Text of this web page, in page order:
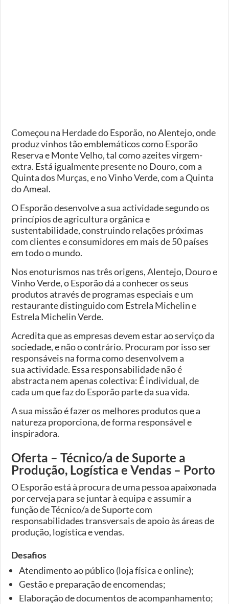
Começou na Herdade do Esporão, no Alentejo, onde
produz vinhos tão emblemáticos como Esporão
Reserva e Monte Velho, tal como azeites virgem-
extra. Está igualmente presente no Douro, com a
Quinta dos Murças, e no Vinho Verde, com a Quinta
do Ameal.
O Esporão desenvolve a sua actividade segundo os
princípios de agricultura orgânica e
sustentabilidade, construindo relações próximas
com clientes e consumidores em mais de 50 países
em todo o mundo.
Nos enoturismos nas três origens, Alentejo, Douro e
Vinho Verde, o Esporão dá a conhecer os seus
produtos através de programas especiais e um
restaurante distinguido com Estrela Michelin e
Estrela Michelin Verde.
Acredita que as empresas devem estar ao serviço da
sociedade, e não o contrário. Procuram por isso ser
responsáveis na forma como desenvolvem a
sua actividade. Essa responsabilidade não é
abstracta nem apenas colectiva: É individual, de
cada um que faz do Esporão parte da sua vida.
A sua missão é fazer os melhores produtos que a
natureza proporciona, de forma responsável e
inspiradora.
Oferta – Técnico/a de Suporte a
Produção, Logística e Vendas – Porto
O Esporão está à procura de uma pessoa apaixonada
por cerveja para se juntar à equipa e assumir a
função de Técnico/a de Suporte com
responsabilidades transversais de apoio às áreas de
produção, logística e vendas.
Desafios
Atendimento ao público (loja física e online);
Gestão e preparação de encomendas;
Elaboração de documentos de acompanhamento;